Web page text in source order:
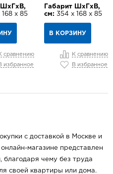
ШхГхВ,
168 х 85
сравнению
избранное
Габарит ШхГхВ,
см: 354 х 168 х 85
В КОРЗИНУ
К сравнению
В избранное
с доставкой в Москве и
магазине представлен
благодаря чему без труда
своей квартиры или дома.